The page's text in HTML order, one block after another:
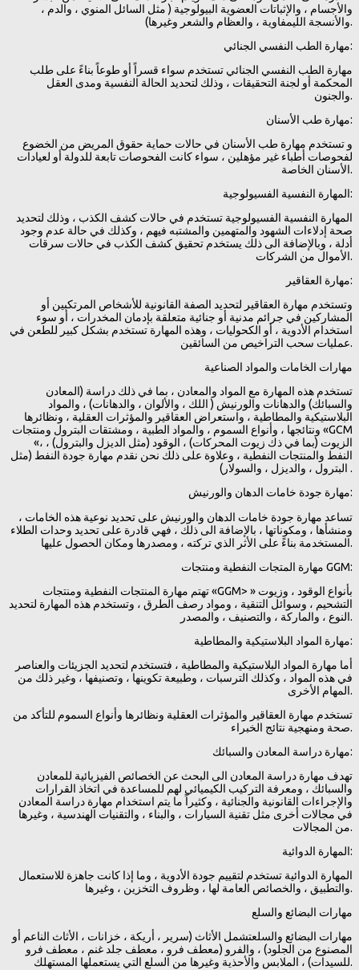
والأجسام ، والإثباتات العضوية البيولوجية ( مثل السائل المنوي ، والدم ،
والأنسجة الليمفاوية ، والعظام والشعر وغيرها).
مهارة الطب النفسي الجنائي:
مهارة الطب النفسي الجنائي تستخدم سواء قسراً أو طوعاً بناءً على طلب
المحكمة أو لجنة التحقيقات ، وذلك لتحديد الحالة النفسية ومدى العقل
والجنون.
مهارة طب الأسنان:
و تستخدم مهارة طب الأسنان في حالات حماية حقوق المريض من الخضوع
لفحوصات أطباء غير مؤهلين ، سواء كانت الفحوصات تابعة للدولة أو لعيادات
الأسنان الخاصة.
المهارة النفسية الفسيولوجية:
المهارة النفسية الفسيولوجية تستخدم في حالات كشف الكذب ، وذلك لتحديد
صحة إدلاءات الشهود والمتهمين والمشتبه فيهم ، وكذلك في حالة عدم وجود
أدلة ، وبالإضافة الى ذلك يستخدم تحقيق كشف الكذب في حالات سرقات
الأموال من الشركات.
مهارة العقاقير:
وتستخدم مهارة العقاقير لتحديد الصفة القانونية للأشخاص المرتكبين أو
المشاركين في جرائم مدنية أو جنائية متعلقة بإدمان المخدرات ، أو سوء
استخدام الأدوية ، أو الكحوليات ، وهذه المهارة تستخدم بشكل كبير للطعن في
عمليات سحب التراخيص من السائقين.
مهارات الخامات والمواد الصناعية
تستخدم هذه المهارة مع المواد والمعادن ، بما في ذلك دراسة (المعادن
والسبائك) والدهانات والورنيش ( اللك ، والألوان ، والدهانات) ، والمواد
البلاستيكية والمطاطية ، واستعراض العقاقير والمؤثرات العقلية ، ونظائرها
ونتائجها ، وأنواع السموم ، والمواد الطبية ، ومشتقات البترول ومنتجات «GCM
«، الزيوت (بما في ذك زيوت المحركات) ، الوقود (مثل الديزل والبترول) ،
النفط والمنتجات النفطية ، وعلاوة على ذلك نحن نقدم مهارة جودة النفط (مثل
البترول ، والديزل ، والسولار) .
مهارة جودة خامات الدهان والورنيش:
تساعد مهارة جودة خامات الدهان والورنيش على تحديد نوعية هذه الخامات ،
ومنشأها ، ومكوناتها ، بالإضافة الى ذلك ، فهي قادرة على تحديد وحدات الطلاء
المستخدمة بناءً على الأثر الذي تركته ، ومصدرها ومكان الحصول عليها.
مهارة المتجات النفطية ومنتجات GGM:
تهتم مهارة المنتجات النفطية ومنتجات «GGM> » بأنواع الوقود ، وزيوت
التشحيم ، وسوائل التنقية ، ومواد رصف الطرق ، وتستخدم هذه المهارة لتحديد
النوع ، والماركة ، والتصنيف ، والمصدر.
مهارة المواد البلاستيكية والمطاطية:
أما مهارة المواد البلاستيكية والمطاطية ، فتستخدم لتحديد الجزيئات والعناصر
في هذه المواد ، وكذلك الترسبات ، وطبيعة تكوينها ، وتصنيفها ، وغير ذلك من
المهام الأخرى.
تستخدم مهارة العقاقير والمؤثرات العقلية ونظائرها وأنواع السموم للتأكد من
صحة ومنهجية نتائج الخبراء.
مهارة دراسة المعادن والسبائك:
تهدف مهارة دراسة المعادن الى البحث عن الخصائص الفيزيائية للمعادن
والسبائك ، ومعرفة التركيب الكيميائي لهم للمساعدة في اتخاذ القرارات
والإجراءات القانونية والجنائية ، وكثيراً ما يتم استخدام مهارة دراسة المعادن
في مجالات أخرى مثل تقنية السيارات ، والبناء ، والتقنيات الهندسية ، وغيرها
من المجالات.
المهارة الدوائية:
المهارة الدوائية تستخدم لتقييم جودة الأدوية ، وما إذا كانت جاهزة للاستعمال
والتطبيق ، والخصائص العامة لها ، وظروف التخزين ، وغيرها.
مهارات البضائع والسلع
مهارات البضائع والسلعتشمل الأثاث (سرير ، أريكة ، خزانات ، الأثاث الناعم أو
المصنوع من الجلود) ، والفرو (معطف فرو ، معطف جلد غنم ، معطف فرو
للسيدات) ، الملابس والأحذية وغيرها من السلع التي يستعملها المستهلك.